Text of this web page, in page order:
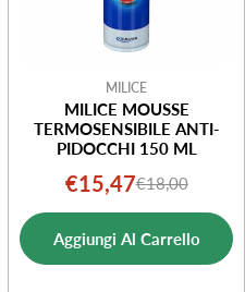
MILICE
MILICE MOUSSE
TERMOSENSIBILE ANTI-
PIDOCCHI 150 ML
Prezzo
di
vendita
€15,47Prezzo
normale
€18,00
Aggiungi Al Carrello